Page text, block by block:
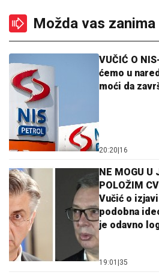
Možda vas zanima
VUČIĆ O
ćemo u
moći da
20:20 16
NE MOGU U
POLOŽIM
Vučić o
podobna
je odavno
19:01 35